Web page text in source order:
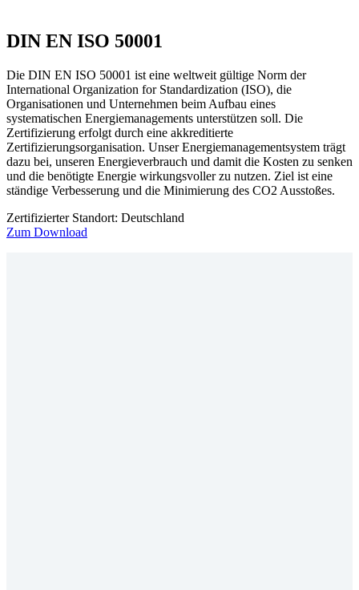
DIN EN ISO 50001​
Die DIN EN ISO 50001 ist eine weltweit gültige Norm der
International Organization for Standardization (ISO), die
Organisationen und Unternehmen beim Aufbau eines
systematischen Energiemanagements unterstützen soll. Die
Zertifizierung erfolgt durch eine akkreditierte
Zertifizierungsorganisation. Unser Energiemanagementsystem trägt
dazu bei, unseren Energieverbrauch und damit die Kosten zu senken
und die benötigte Energie wirkungsvoller zu nutzen. Ziel ist eine
ständige Verbesserung und die Minimierung des CO2 Ausstoßes.
Zertifizierter Standort: Deutschland
Zum Download